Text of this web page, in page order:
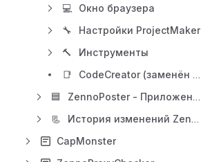
💻
Окно браузера
🔧
Настройки ProjectMaker
🔨
Инструменты
📑
CodeCreator (заменён поддержкой Visual Studio)
🟦
ZennoPoster - Приложение для выполнения проектов ZennoPoster
📃
История изменений ZennoPoster
CapMonster